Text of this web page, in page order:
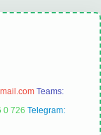
Teams:
0 726 Telegram: